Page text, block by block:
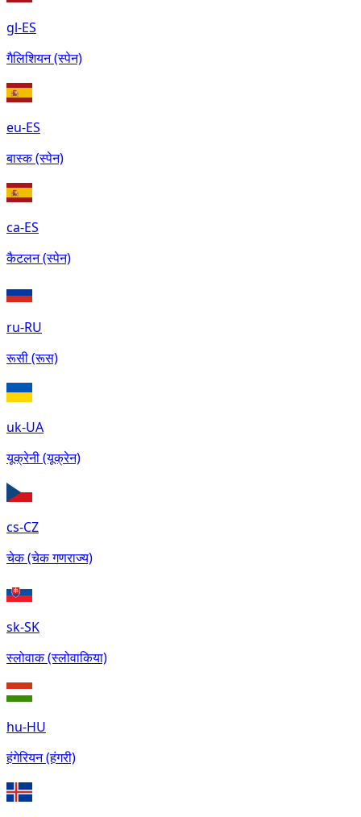
gl-ES
गैलिशियन (स्पेन)
eu-ES
बास्क (स्पेन)
ca-ES
कैटलन (स्पेन)
ru-RU
रूसी (रूस)
uk-UA
यूक्रेनी (यूक्रेन)
cs-CZ
चेक (चेक गणराज्य)
sk-SK
स्लोवाक (स्लोवाकिया)
hu-HU
हंगेरियन (हंगरी)